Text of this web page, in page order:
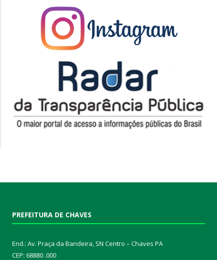
PREFEITURA DE CHAVES
End.: Av. Praça da Bandeira, SN Centro – Chaves PA
CEP: 68880 .000